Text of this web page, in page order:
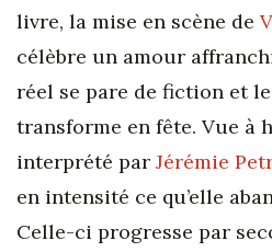
livre, la mise en scène de
célèbre un amour
réel se pare de fiction et
transforme en fête. Vue à
interprété par Jérémie
en intensité ce qu’elle
Celle-ci progresse par